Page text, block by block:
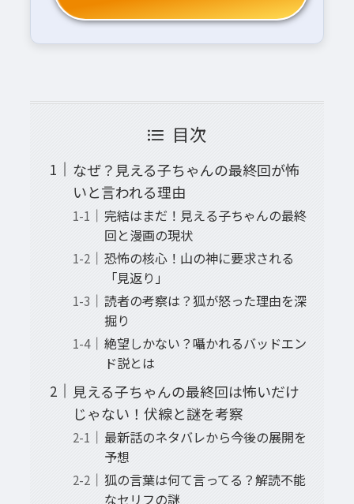
目次
なぜ？見える子ちゃんの最終回が怖
いと言われる理由
完結はまだ！見える子ちゃんの最終
回と漫画の現状
恐怖の核心！山の神に要求される
「見返り」
読者の考察は？狐が怒った理由を深
掘り
絶望しかない？囁かれるバッドエン
ド説とは
見える子ちゃんの最終回は怖いだけ
じゃない！伏線と謎を考察
最新話のネタバレから今後の展開を
予想
狐の言葉は何て言ってる？解読不能
なセリフの謎